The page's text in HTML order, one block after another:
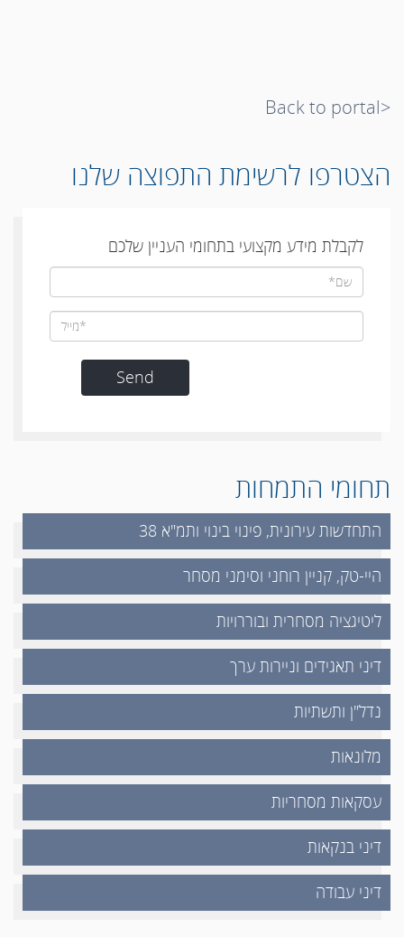
<Back to portal
הצטרפו לרשימת התפוצה שלנו
לקבלת מידע מקצועי בתחומי העניין שלכם
תחומי התמחות
התחדשות עירונית, פינוי בינוי ותמ"א 38
היי-טק, קניין רוחני וסימני מסחר
ליטיגציה מסחרית ובוררויות
דיני תאגידים וניירות ערך
נדל"ן ותשתיות
מלונאות
עסקאות מסחריות
דיני בנקאות
דיני עבודה